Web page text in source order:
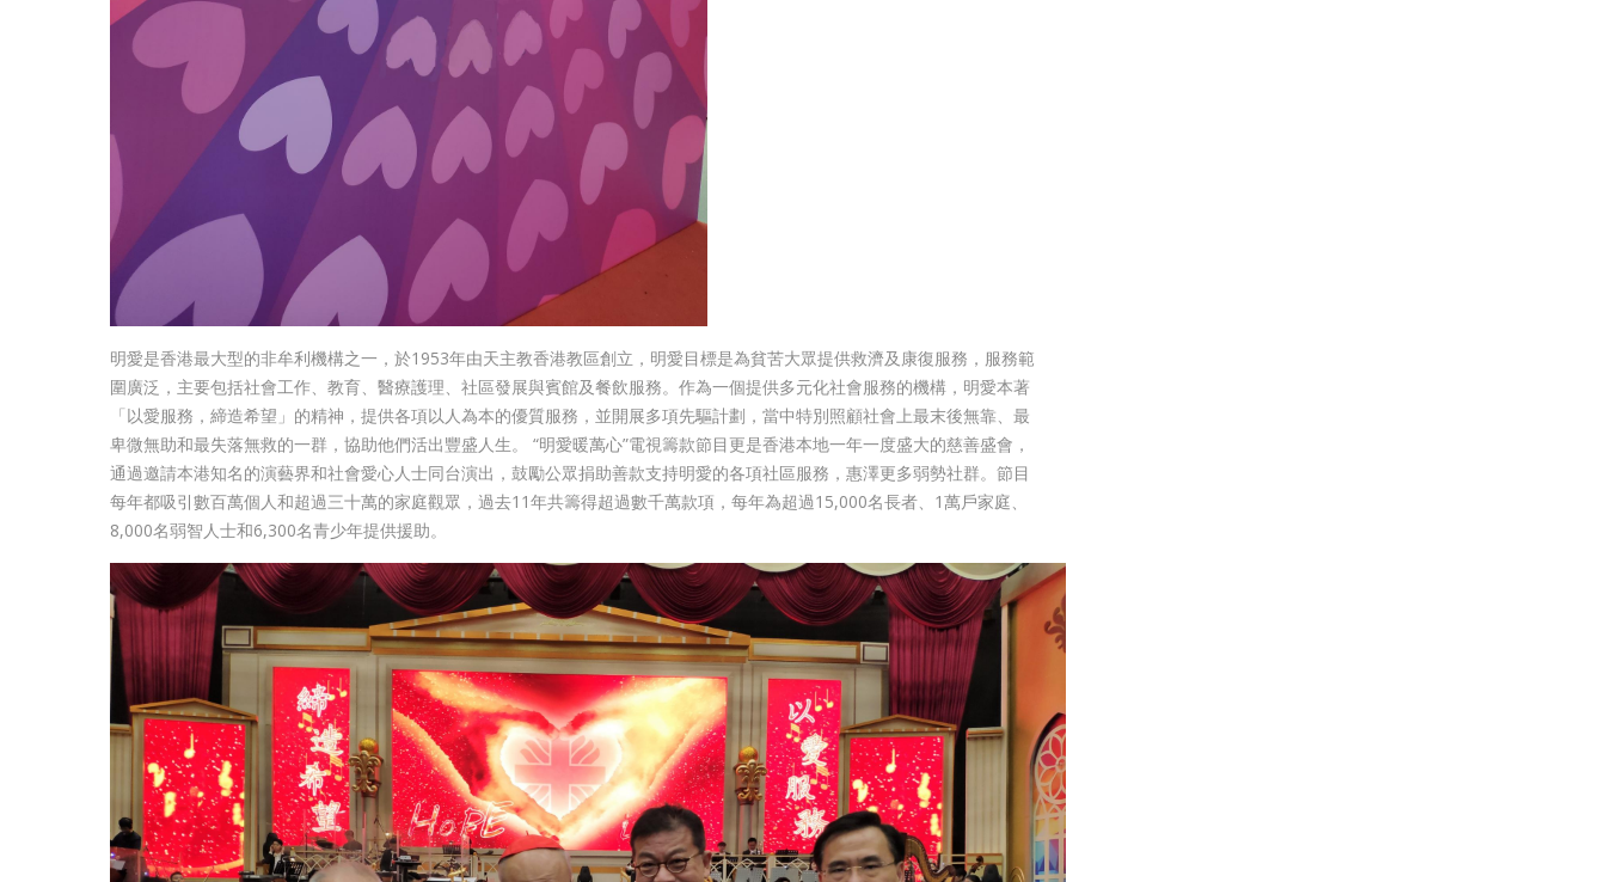
明愛是香港最大型的非牟利機構之一，於1953年由天主教香港教區創立，明愛目標是為貧苦大眾提供救濟及康復服務，服務範
圍廣泛，主要包括社會工作、教育、醫療護理、社區發展與賓館及餐飲服務。作為一個提供多元化社會服務的機構，明愛本著
「以愛服務，締造希望」的精神，提供各項以人為本的優質服務，並開展多項先驅計劃，當中特別照顧社會上最末後無靠、最
卑微無助和最失落無救的一群，協助他們活出豐盛人生。 “明愛暖萬心”電視籌款節目更是香港本地一年一度盛大的慈善盛會，
通過邀請本港知名的演藝界和社會愛心人士同台演出，鼓勵公眾捐助善款支持明愛的各項社區服務，惠澤更多弱勢社群。節目
每年都吸引數百萬個人和超過三十萬的家庭觀眾，過去11年共籌得超過數千萬款項，每年為超過15,000名長者、1萬戶家庭、
8,000名弱智人士和6,300名青少年提供援助。